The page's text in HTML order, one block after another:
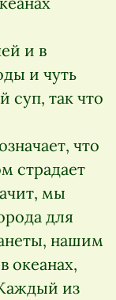
и в
и чуть
суп, так что
что
страдает
мы
для
нашим
океанах,
из